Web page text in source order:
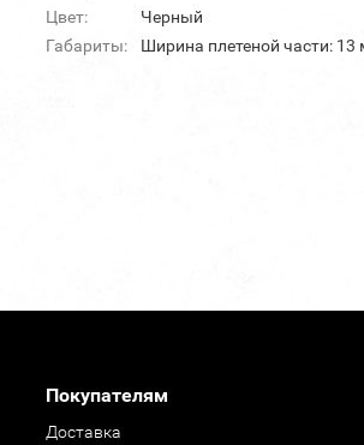
Цвет:
Черный
Габариты:
Ширина плетеной части:
Покупателям
Доставка